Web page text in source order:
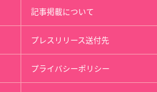
記事掲載について
プレスリリース送付先
プライバシーポリシー